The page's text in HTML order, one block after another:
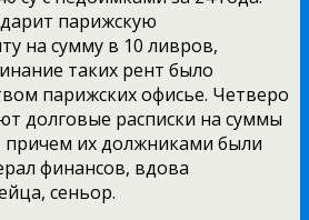
парижскую
на сумму в 10 ливров,
таких рент было
парижских офисье. Четверо
долговые расписки на суммы
причем их должниками были
финансов, вдова
сеньор.